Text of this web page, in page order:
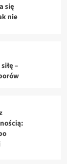
się
nie
–